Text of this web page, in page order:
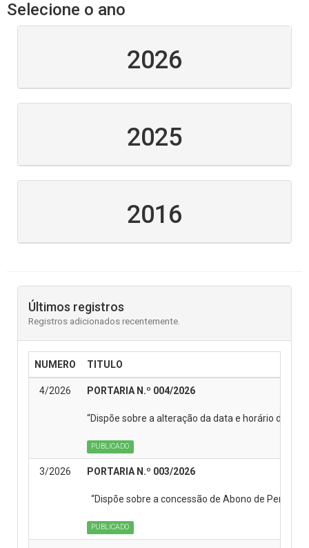
Selecione o ano
2026
2025
2016
Últimos registros
Registros adicionados recentemente.
NUMERO TITULO
4/2026 PORTARIA N.º 004/2026
“Dispõe sobre a alteração da data e horário da
PUBLICADO
3/2026 PORTARIA N.º 003/2026
“Dispõe sobre a concessão de Abono de
PUBLICADO